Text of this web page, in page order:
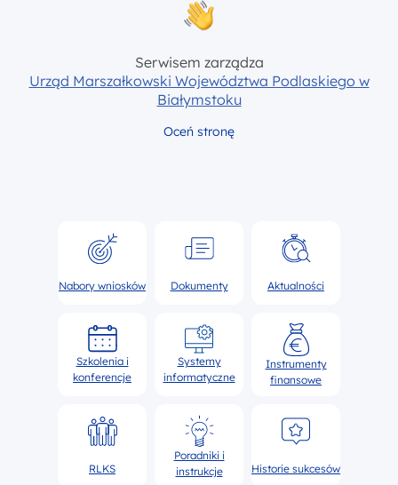
Serwisem zarządza
Urząd Marszałkowski Województwa Podlaskiego w
Białymstoku
Oceń stronę
Nabory wniosków Dokumenty Aktualności
Szkolenia i
konferencje
Systemy
informatyczne
Instrumenty
finansowe
RLKS
Poradniki i
instrukcje
Historie sukcesów